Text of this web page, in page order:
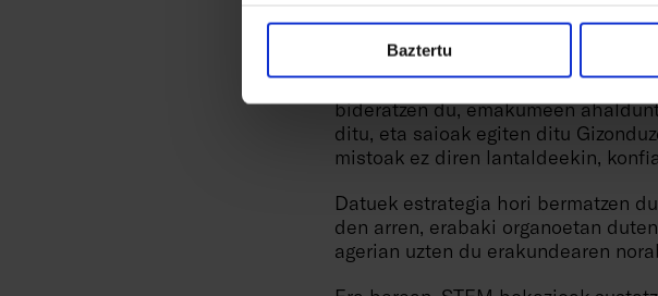
Baztertu
Topaketa Danobatgroupek
konpromiso jarraituaren beste
berdintasun planak dituzte.
komunikazio inklusiboan eta
bideratzen du, emakumeen
ditu, eta saioak egiten ditu
mistoak ez diren lantaldeekin,
Datuek estrategia hori bermatzen
den arren, erabaki organoetan
agerian uzten du erakundearen